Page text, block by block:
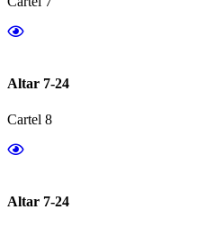
Altar 7-24
Cartel 8
Altar 7-24